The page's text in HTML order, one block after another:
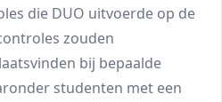
die DUO uitvoerde op de
zouden
bij bepaalde
studenten met een